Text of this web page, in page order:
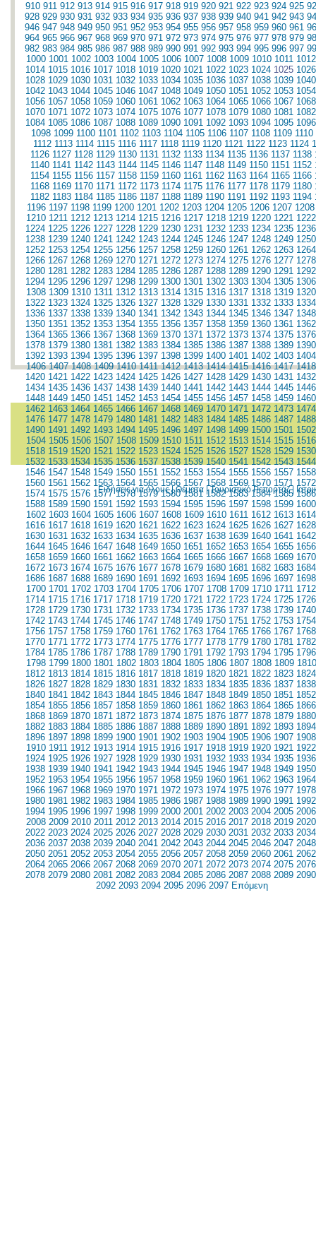
910 911 912 913 914 915 916 917 918 919 920 921 922 923 924 925
928 929 930 931 932 933 934 935 936 937 938 939 940 941 942 943
946 947 948 949 950 951 952 953 954 955 956 957 958 959 960 961
964 965 966 967 968 969 970 971 972 973 974 975 976 977 978 979
982 983 984 985 986 987 988 989 990 991 992 993 994 995 996 997
1000 1001 1002 1003 1004 1005 1006 1007 1008 1009 1010 1011 1012
1014 1015 1016 1017 1018 1019 1020 1021 1022 1023 1024 1025 1026
1028 1029 1030 1031 1032 1033 1034 1035 1036 1037 1038 1039 1040
1042 1043 1044 1045 1046 1047 1048 1049 1050 1051 1052 1053 1054
1056 1057 1058 1059 1060 1061 1062 1063 1064 1065 1066 1067 1068
1070 1071 1072 1073 1074 1075 1076 1077 1078 1079 1080 1081 1082
1084 1085 1086 1087 1088 1089 1090 1091 1092 1093 1094 1095 1096
1098 1099 1100 1101 1102 1103 1104 1105 1106 1107 1108 1109 1110
1112 1113 1114 1115 1116 1117 1118 1119 1120 1121 1122 1123 1124
1126 1127 1128 1129 1130 1131 1132 1133 1134 1135 1136 1137 1138
1140 1141 1142 1143 1144 1145 1146 1147 1148 1149 1150 1151 1152
1154 1155 1156 1157 1158 1159 1160 1161 1162 1163 1164 1165 1166
1168 1169 1170 1171 1172 1173 1174 1175 1176 1177 1178 1179 1180
1182 1183 1184 1185 1186 1187 1188 1189 1190 1191 1192 1193 1194
1196 1197 1198 1199 1200 1201 1202 1203 1204 1205 1206 1207 1208
1210 1211 1212 1213 1214 1215 1216 1217 1218 1219 1220 1221 1222
1224 1225 1226 1227 1228 1229 1230 1231 1232 1233 1234 1235 1236
1238 1239 1240 1241 1242 1243 1244 1245 1246 1247 1248 1249 1250
1252 1253 1254 1255 1256 1257 1258 1259 1260 1261 1262 1263 1264
1266 1267 1268 1269 1270 1271 1272 1273 1274 1275 1276 1277 1278
1280 1281 1282 1283 1284 1285 1286 1287 1288 1289 1290 1291 1292
1294 1295 1296 1297 1298 1299 1300 1301 1302 1303 1304 1305 1306
1308 1309 1310 1311 1312 1313 1314 1315 1316 1317 1318 1319 1320
1322 1323 1324 1325 1326 1327 1328 1329 1330 1331 1332 1333 1334
1336 1337 1338 1339 1340 1341 1342 1343 1344 1345 1346 1347 1348
1350 1351 1352 1353 1354 1355 1356 1357 1358 1359 1360 1361 1362
1364 1365 1366 1367 1368 1369 1370 1371 1372 1373 1374 1375 1376
1378 1379 1380 1381 1382 1383 1384 1385 1386 1387 1388 1389 1390
1392 1393 1394 1395 1396 1397 1398 1399 1400 1401 1402 1403 1404
1406 1407 1408 1409 1410 1411 1412 1413 1414 1415 1416 1417 1418
1420 1421 1422 1423 1424 1425 1426 1427 1428 1429 1430 1431 1432
1434 1435 1436 1437 1438 1439 1440 1441 1442 1443 1444 1445 1446
1448 1449 1450 1451 1452 1453 1454 1455 1456 1457 1458 1459 1460
1462 1463 1464 1465 1466 1467 1468 1469 1470 1471 1472 1473 1474
1476 1477 1478 1479 1480 1481 1482 1483 1484 1485 1486 1487 1488
1490 1491 1492 1493 1494 1495 1496 1497 1498 1499 1500 1501 1502
1504 1505 1506 1507 1508 1509 1510 1511 1512 1513 1514 1515 1516
1518 1519 1520 1521 1522 1523 1524 1525 1526 1527 1528 1529 1530
1532 1533 1534 1535 1536 1537 1538 1539 1540 1541 1542 1543 1544
1546 1547 1548 1549 1550 1551 1552 1553 1554 1555 1556 1557 1558
1560 1561 1562 1563 1564 1565 1566 1567 1568 1569 1570 1571 1572
1574 1575 1576 1577 1578 1579 1580 1581 1582 1583 1584 1585 1586
1588 1589 1590 1591 1592 1593 1594 1595 1596 1597 1598 1599 1600
1602 1603 1604 1605 1606 1607 1608 1609 1610 1611 1612 1613 1614
1616 1617 1618 1619 1620 1621 1622 1623 1624 1625 1626 1627 1628
1630 1631 1632 1633 1634 1635 1636 1637 1638 1639 1640 1641 1642
1644 1645 1646 1647 1648 1649 1650 1651 1652 1653 1654 1655 1656
1658 1659 1660 1661 1662 1663 1664 1665 1666 1667 1668 1669 1670
1672 1673 1674 1675 1676 1677 1678 1679 1680 1681 1682 1683 1684
1686 1687 1688 1689 1690 1691 1692 1693 1694 1695 1696 1697 1698
1700 1701 1702 1703 1704 1705 1706 1707 1708 1709 1710 1711 1712
1714 1715 1716 1717 1718 1719 1720 1721 1722 1723 1724 1725 1726
1728 1729 1730 1731 1732 1733 1734 1735 1736 1737 1738 1739 1740
1742 1743 1744 1745 1746 1747 1748 1749 1750 1751 1752 1753 1754
1756 1757 1758 1759 1760 1761 1762 1763 1764 1765 1766 1767 1768
1770 1771 1772 1773 1774 1775 1776 1777 1778 1779 1780 1781 1782
1784 1785 1786 1787 1788 1789 1790 1791 1792 1793 1794 1795 1796
1798 1799 1800 1801 1802 1803 1804 1805 1806 1807 1808 1809 1810
1812 1813 1814 1815 1816 1817 1818 1819 1820 1821 1822 1823 1824
1826 1827 1828 1829 1830 1831 1832 1833 1834 1835 1836 1837 1838
1840 1841 1842 1843 1844 1845 1846 1847 1848 1849 1850 1851 1852
1854 1855 1856 1857 1858 1859 1860 1861 1862 1863 1864 1865 1866
1868 1869 1870 1871 1872 1873 1874 1875 1876 1877 1878 1879 1880
1882 1883 1884 1885 1886 1887 1888 1889 1890 1891 1892 1893 1894
1896 1897 1898 1899 1900 1901 1902 1903 1904 1905 1906 1907 1908
1910 1911 1912 1913 1914 1915 1916 1917 1918 1919 1920 1921 1922
1924 1925 1926 1927 1928 1929 1930 1931 1932 1933 1934 1935 1936
1938 1939 1940 1941 1942 1943 1944 1945 1946 1947 1948 1949 1950
1952 1953 1954 1955 1956 1957 1958 1959 1960 1961 1962 1963 1964
1966 1967 1968 1969 1970 1971 1972 1973 1974 1975 1976 1977 1978
1980 1981 1982 1983 1984 1985 1986 1987 1988 1989 1990 1991 1992
1994 1995 1996 1997 1998 1999 2000 2001 2002 2003 2004 2005 2006
2008 2009 2010 2011 2012 2013 2014 2015 2016 2017 2018 2019 2020
2022 2023 2024 2025 2026 2027 2028 2029 2030 2031 2032 2033 2034
2036 2037 2038 2039 2040 2041 2042 2043 2044 2045 2046 2047 2048
2050 2051 2052 2053 2054 2055 2056 2057 2058 2059 2060 2061 2062
2064 2065 2066 2067 2068 2069 2070 2071 2072 2073 2074 2075 2076
2078 2079 2080 2081 2082 2083 2084 2085 2086 2087 2088 2089 2090
2092 2093 2094 2095 2096 2097 Επόμενη
Ειδήσεις για όλους|Θέματα|Τουριστικό Ρεπορτάζ|